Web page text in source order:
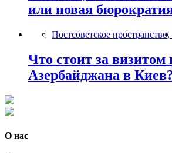
или новая
Постсоветское пространство,
Что стоит за
Азербайджана в
О нас